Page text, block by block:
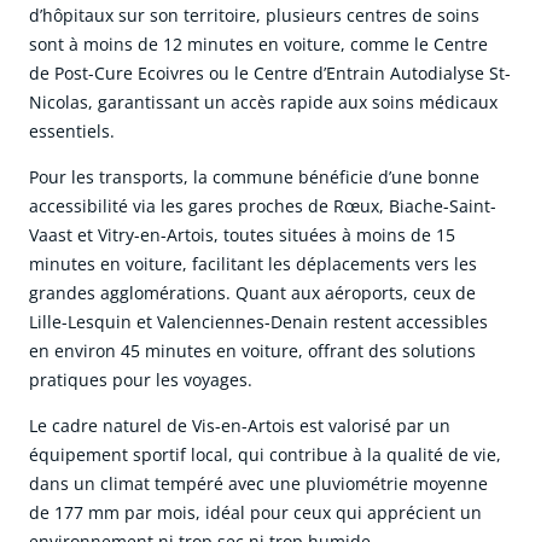
d’hôpitaux sur son territoire, plusieurs centres de soins
sont à moins de 12 minutes en voiture, comme le Centre
de Post-Cure Ecoivres ou le Centre d’Entrain Autodialyse St-
Nicolas, garantissant un accès rapide aux soins médicaux
essentiels.
Pour les transports, la commune bénéficie d’une bonne
accessibilité via les gares proches de Rœux, Biache-Saint-
Vaast et Vitry-en-Artois, toutes situées à moins de 15
minutes en voiture, facilitant les déplacements vers les
grandes agglomérations. Quant aux aéroports, ceux de
Lille-Lesquin et Valenciennes-Denain restent accessibles
en environ 45 minutes en voiture, offrant des solutions
pratiques pour les voyages.
Le cadre naturel de Vis-en-Artois est valorisé par un
équipement sportif local, qui contribue à la qualité de vie,
dans un climat tempéré avec une pluviométrie moyenne
de 177 mm par mois, idéal pour ceux qui apprécient un